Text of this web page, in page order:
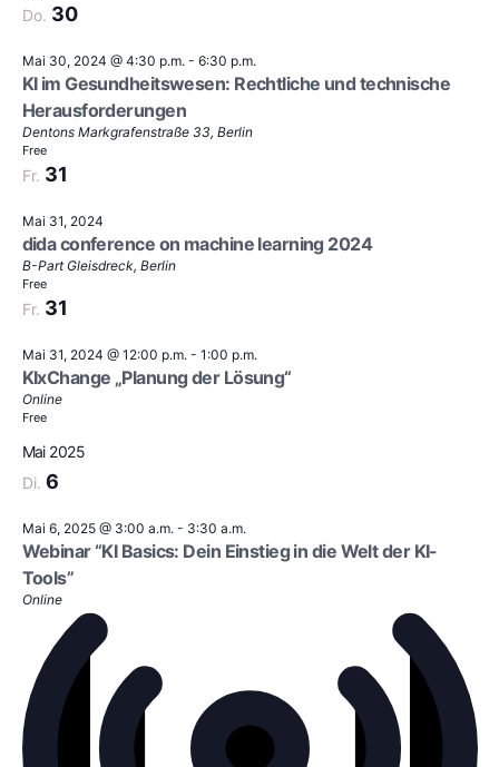
Do. 30
Mai 30, 2024 @ 4:30 p.m. - 6:30 p.m.
KI im Gesundheitswesen: Rechtliche und technische
Herausforderungen
Dentons Markgrafenstraße 33, Berlin
Free
Fr. 31
Mai 31, 2024
dida conference on machine learning 2024
B-PartGleisdreck, Berlin
Free
Fr. 31
Mai 31, 2024 @ 12:00 p.m. - 1:00 p.m.
KIxChange „Planung der Lösung“
Online
Free
Mai 2025
Di. 6
Mai 6, 2025 @ 3:00 a.m. - 3:30 a.m.
Webinar “KI Basics: Dein Einstieg in die Welt der KI-
Tools”
Online